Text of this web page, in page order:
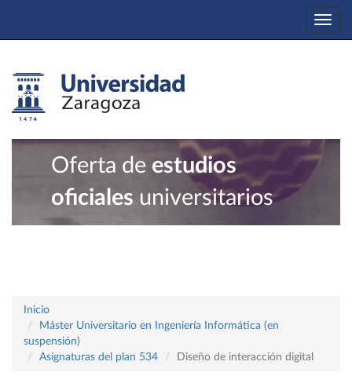
Oferta de estudios
oficiales universitarios
Inicio
Máster Universitario en Ingeniería Informática (en
suspensión)
Asignaturas del plan 534
Diseño de interacción digital